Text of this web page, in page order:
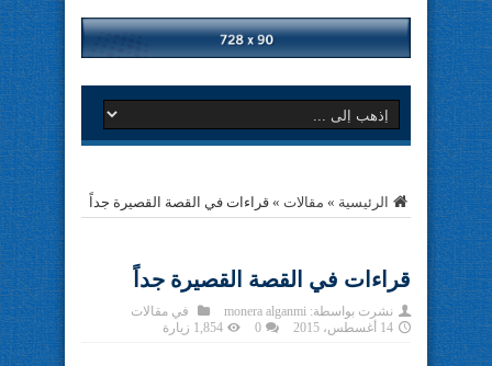
الرئيسية » مقالات » قراءات في القصة القصيرة جداً
قراءات في القصة القصيرة جداً
نشرت بواسطة: monera alganmi في مقالات
14 أغسطس، 2015
0 1,854 زيارة